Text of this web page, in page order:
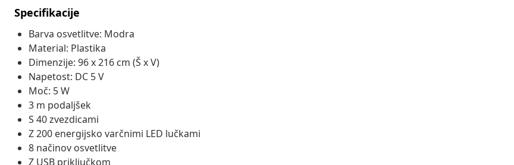
Specifikacije
Barva osvetlitve: Modra
Material: Plastika
Dimenzije: 96 x 216 cm (Š x V)
Napetost: DC 5 V
Moč: 5 W
3 m podaljšek
S 40 zvezdicami
Z 200 energijsko varčnimi LED lučkami
8 načinov osvetlitve
Z USB priključkom